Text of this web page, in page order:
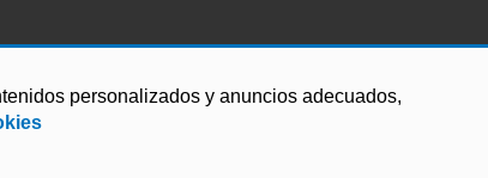
personalizados y anuncios adecuados,